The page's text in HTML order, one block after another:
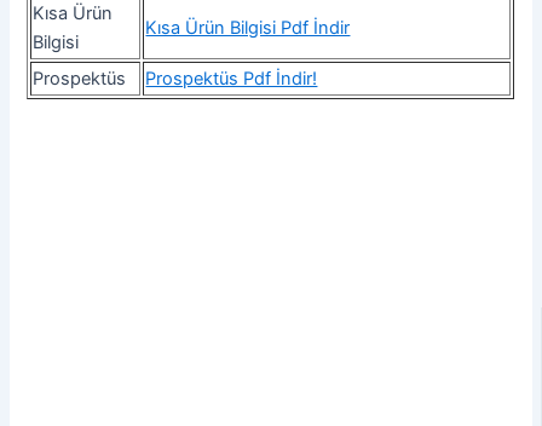
Kısa Ürün
Bilgisi
Kısa Ürün Bilgisi Pdf İndir
Prospektüs Prospektüs Pdf İndir!